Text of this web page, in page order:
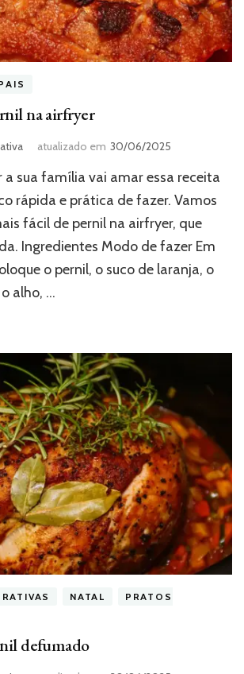
na airfryer
atualizado em 30/06/2025
a sua família vai amar essa receita
rápida e prática de fazer. Vamos
fácil de pernil na airfryer, que
Ingredientes Modo de fazer Em
o pernil, o suco de laranja, o
alho, …
NATAL
PRATOS
defumado